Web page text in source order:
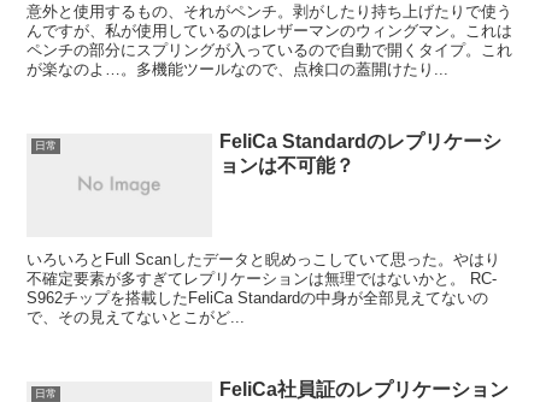
意外と使用するもの、それがペンチ。剥がしたり持ち上げたりで使う
んですが、私が使用しているのはレザーマンのウィングマン。これは
ペンチの部分にスプリングが入っているので自動で開くタイプ。これ
が楽なのよ…。多機能ツールなので、点検口の蓋開けたり...
日常
FeliCa Standardのレプリケーシ
ョンは不可能？
いろいろとFull Scanしたデータと睨めっこしていて思った。やはり
不確定要素が多すぎてレプリケーションは無理ではないかと。 RC-
S962チップを搭載したFeliCa Standardの中身が全部見えてないの
で、その見えてないとこがど...
日常
FeliCa社員証のレプリケーション